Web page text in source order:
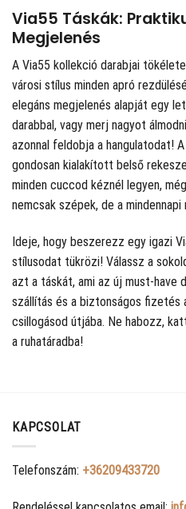
Via55 Táskák:
Megjelenés
A Via55 kollekció darabjai
városi stílus minden apró
elegáns megjelenés alapját egy
darabbal, vagy merj nagyot
azonnal feldobja a hangulatodat!
gondosan kialakított belső
minden cuccod kéznél legyen,
nemcsak szépek, de a
Ideje, hogy beszerezz egy igazi
stílusodat tükrözi! Válassz a
azt a táskát, ami az új must-have
szállítás és a biztonságos fizetés
csillogásod útjába. Ne habozz,
a ruhatáradba!
KAPCSOLAT
Telefonszám: +36209433720